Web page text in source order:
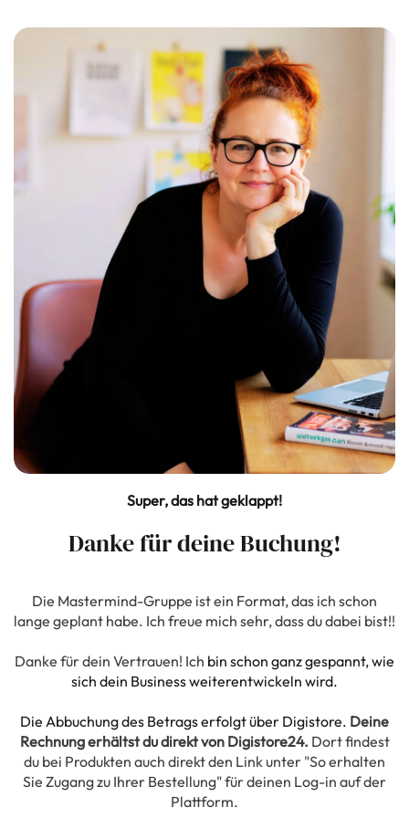
Super, das hat geklappt!
Danke für deine Buchung!
Die Mastermind-Gruppe ist ein Format, das ich schon
lange geplant habe. Ich freue mich sehr, dass du dabei bist!!
Danke für dein Vertrauen! Ich bin schon ganz gespannt, wie
sich dein Business weiterentwickeln wird.
Die Abbuchung des Betrags erfolgt über Digistore. Deine
Rechnung erhältst du direkt von Digistore24. Dort findest
du bei Produkten auch direkt den Link unter "So erhalten
Sie Zugang zu Ihrer Bestellung" für deinen Log-in auf der
Plattform.